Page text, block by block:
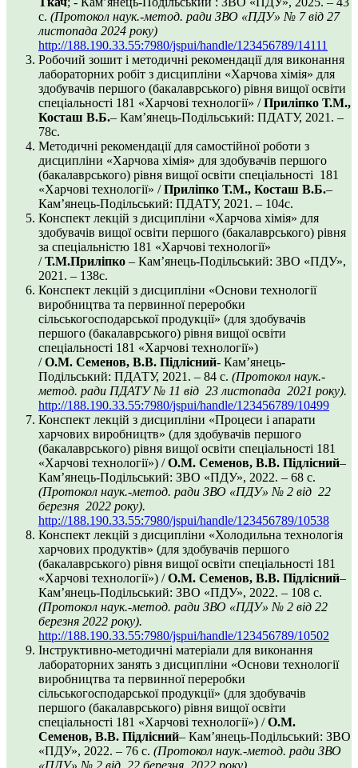
с. (Протокол наук.-метод. ради ЗВО «ПДУ» № 7 від 27
листопада 2024 року)
http://188.190.33.55:7980/jspui/handle/123456789/14111
Робочий зошит і методичні рекомендації для виконання
лабораторних робіт з дисципліни «Харчова хімія» для
здобувачів першого (бакалаврського) рівня вищої освіти
спеціальності 181 «Харчові технології» /Приліпко Т.М.,
Косташ В.Б.– Кам’янець-Подільський: ПДАТУ, 2021. –
78с.
Методичні рекомендації для самостійної роботи з
дисципліни «Харчова хімія» для здобувачів першого
(бакалаврського) рівня вищої освіти спеціальності 181
«Харчові технології» /Приліпко Т.М., Косташ В.Б.–
Кам’янець-Подільський: ПДАТУ, 2021. – 104с.
Конспект лекцій з дисципліни «Харчова хімія» для
здобувачів вищої освіти першого (бакалаврського) рівня
за спеціальністю 181 «Харчові технології»
/Т.М.Приліпко – Кам’янець-Подільський: ЗВО «ПДУ»,
2021. – 138с.
Конспект лекцій з дисципліни «Основи технології
виробництва та первинної переробки
сільськогосподарської продукції» (для здобувачів
першого (бакалаврського) рівня вищої освіти
спеціальності 181 «Харчові технології»)
/О.М. Семенов, В.В. Підлісний- Кам’янець-
Подільський: ПДАТУ, 2021. – 84 с. (Протокол наук.-
метод. ради ПДАТУ№ 11 від 23 листопада 2021 року).
http://188.190.33.55:7980/jspui/handle/123456789/10499
Конспект лекцій з дисципліни «Процеси і апарати
харчових виробництв» (для здобувачів першого
(бакалаврського) рівня вищої освіти спеціальності 181
«Харчові технології») /О.М. Семенов, В.В. Підлісний–
Кам’янець-Подільський: ЗВО «ПДУ», 2022. – 68 с.
(Протокол наук.-метод. ради ЗВО «ПДУ» № 2 від 22
березня 2022 року).
http://188.190.33.55:7980/jspui/handle/123456789/10538
Конспект лекцій з дисципліни «Холодильна технологія
харчових продуктів» (для здобувачів першого
(бакалаврського) рівня вищої освіти спеціальності 181
«Харчові технології») /О.М. Семенов, В.В. Підлісний–
Кам’янець-Подільський: ЗВО «ПДУ», 2022. – 108 с.
(Протокол наук.-метод. ради ЗВО «ПДУ» № 2 від 22
березня 2022 року).
http://188.190.33.55:7980/jspui/handle/123456789/10502
Інструктивно-методичні матеріали для виконання
лабораторних занять з дисципліни «Основи технології
виробництва та первинної переробки
сільськогосподарської продукції» (для здобувачів
першого (бакалаврського) рівня вищої освіти
спеціальності 181 «Харчові технології») /О.М.
Семенов, В.В. Підлісний– Кам’янець-Подільський: ЗВО
«ПДУ», 2022. – 76 с. (Протокол наук.-метод. ради ЗВО
«ПДУ» № 2 від 22 березня 2022 року).